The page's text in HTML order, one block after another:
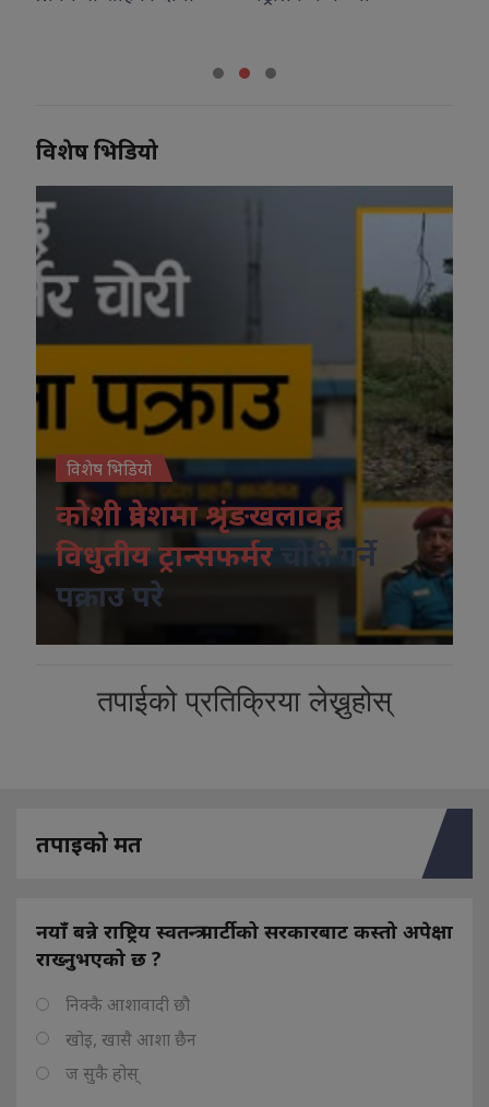
विशेष भिडियो
विशेष भिडियो
कोशी प्रदेशमा श्रृंङखलावद्व
विधुतीय ट्रान्सफर्मर
चोरी गर्ने
पक्राउ परे
तपाईको प्रतिक्रिया लेख्नुहोस्
तपाइको मत
नयाँ बन्ने राष्ट्रिय स्वतन्त्र पार्टीको सरकारबाट कस्तो अपेक्षा
राख्नुभएको छ ?
निक्कै आशावादी छौ
खोइ, खासै आशा छैन
ज सुकै होस्